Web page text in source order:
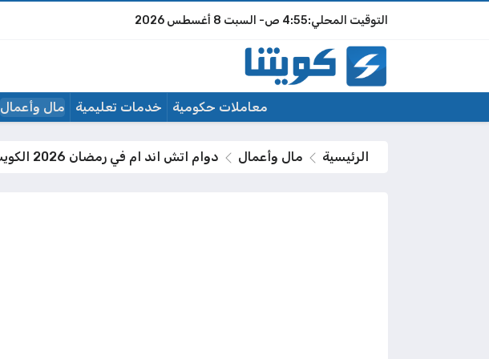
4:55 ص السبت 8 أغسطس 2026
معاملات حكومية خدمات تعليمية مال وأعمال
الرئيسية مال وأعمال دوام اتش اند ام في رمضان 2026 الكويت